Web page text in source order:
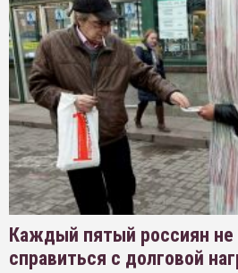
Каждый пятый россиян
справиться с долговой